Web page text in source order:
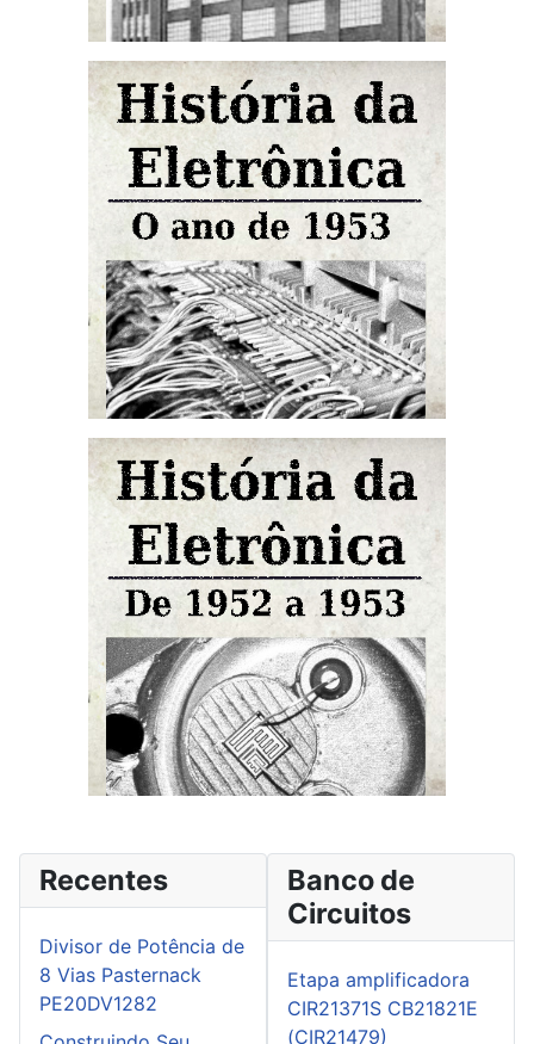
Recentes
Divisor de Potência de
8 Vias Pasternack
PE20DV1282
Banco de
Circuitos
Etapa amplificadora
CIR21371S CB21821E
(CIR21479)